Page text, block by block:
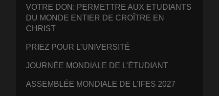
VOTRE DON: PERMETTRE AUX ETUDIANTS
DU MONDE ENTIER DE CROÎTRE EN
CHRIST
PRIEZ POUR L’UNIVERSITÉ
JOURNÉE MONDIALE DE L’ÉTUDIANT
ASSEMBLÉE MONDIALE DE L’IFES 2027